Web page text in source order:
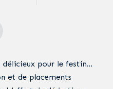
délicieux pour le festin…
et de placements